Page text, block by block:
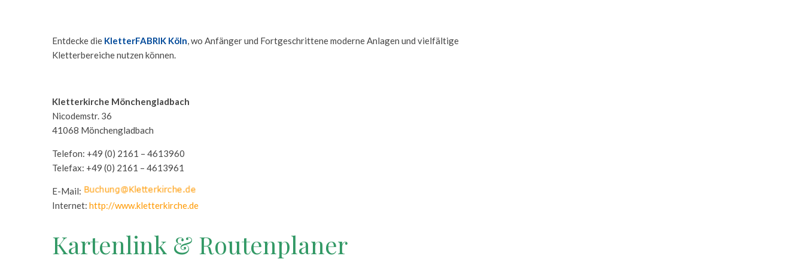
Entdecke die KletterFABRIK Köln, wo Anfänger und Fortgeschrittene moderne Anlagen und vielfältige
Kletterbereiche nutzen können.
Kletterkirche Mönchengladbach
Nicodemstr. 36
41068 Mönchengladbach
Telefon: +49 (0) 2161 – 4613960
Telefax: +49 (0) 2161 – 4613961
E-Mail:
Internet: http://www.kletterkirche.de
Kartenlink & Routenplaner